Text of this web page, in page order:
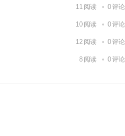
11 阅读 0评论
10 阅读 0评论
12 阅读 0评论
8 阅读 0评论